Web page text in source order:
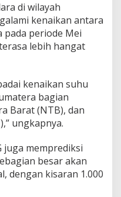
di wilayah
kenaikan antara
pada periode Mei
lebih hangat
kenaikan suhu
bagian
Barat (NTB), dan
ungkapnya.
juga memprediksi
besar akan
dengan kisaran 1.000